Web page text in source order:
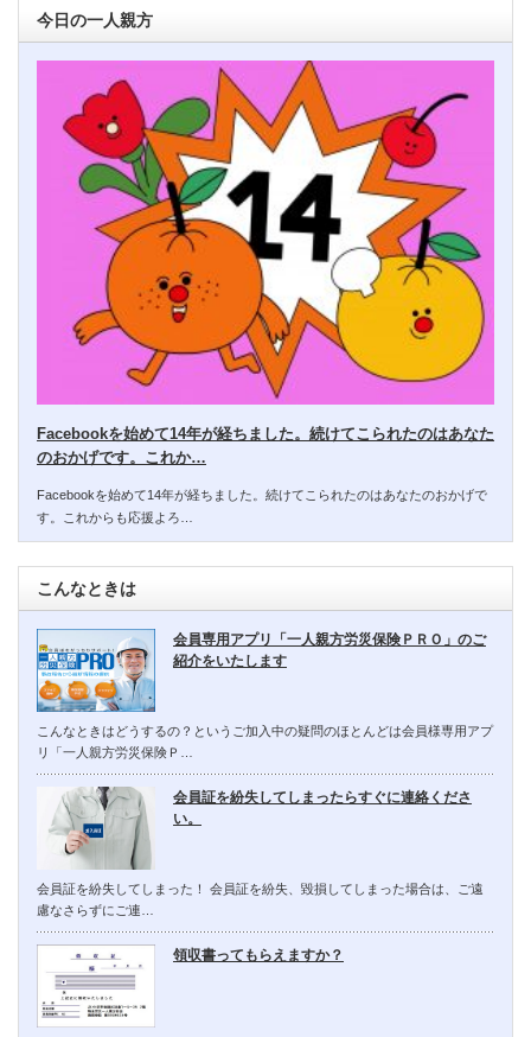
今日の一人親方
Facebookを始めて14年が経ちました。続けてこられたのはあなた
のおかげです。これか…
Facebookを始めて14年が経ちました。続けてこられたのはあなたのおかげで
す。これからも応援よろ…
こんなときは
会員専用アプリ「一人親方労災保険ＰＲＯ」のご
紹介をいたします
こんなときはどうするの？というご加入中の疑問のほとんどは会員様専用アプ
リ「一人親方労災保険Ｐ…
会員証を紛失してしまったらすぐに連絡くださ
い。
会員証を紛失してしまった！ 会員証を紛失、毀損してしまった場合は、ご遠
慮なさらずにご連…
領収書ってもらえますか？